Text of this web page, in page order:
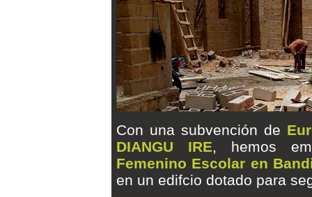
Con una subvención de
DIANGU IRE, hemos
Femenino Escolar en
en un edifcio dotado para